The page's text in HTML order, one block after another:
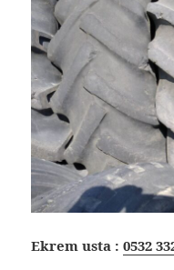
Ekrem usta :0532